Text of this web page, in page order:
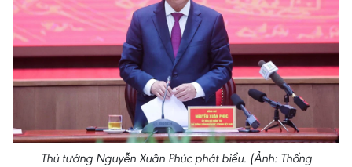
Thủ tướng Nguyễn Xuân Phúc phát biểu. (Ảnh: Thống